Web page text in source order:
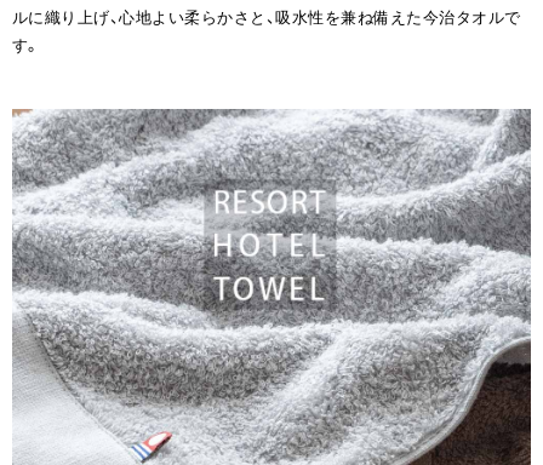
ルに織り上げ、心地よい柔らかさと、吸水性を兼ね備えた今治タオルで
す。